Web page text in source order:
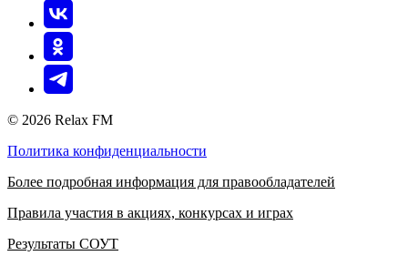
© 2026 Relax FM
Политика конфиденциальности
Более подробная информация для правообладателей
Правила участия в акциях, конкурсах и играх
Результаты СОУТ